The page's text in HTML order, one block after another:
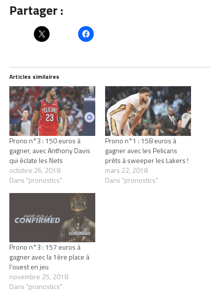
Partager :
Articles similaires
Prono n°3 : 150 euros à
gagner, avec Anthony Davis
qui éclate les Nets
octobre 26, 2018
Dans "pronostics"
Prono n°1 : 158 euros à
gagner avec les Pelicans
prêts à sweeper les Lakers !
mars 22, 2018
Dans "pronostics"
Prono n°3 : 157 euros à
gagner avec la 1ère place à
l’ouest en jeu
novembre 25, 2018
Dans "pronostics"